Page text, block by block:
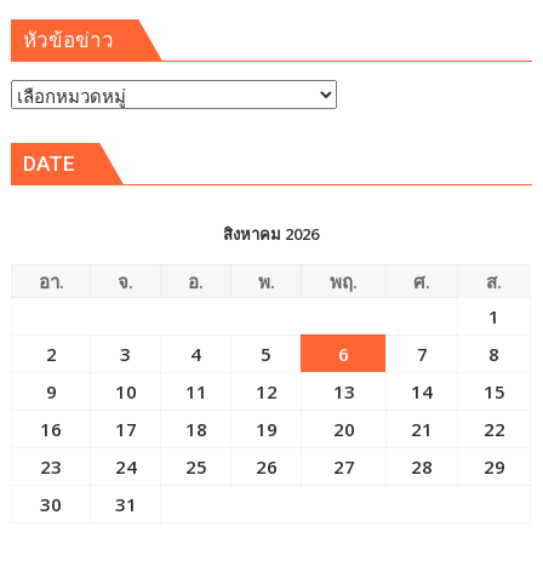
หัวข้อข่าว
หัวข้อ
DATE
สิงหาคม 2026
อา. จ. อ. พ. พฤ. ศ.
ส.
1
2
3 4 5 6 7
8
9
10 11 12 13 14
15
16
17 18 19 20 21
22
23
24 25 26 27 28
29
30
31